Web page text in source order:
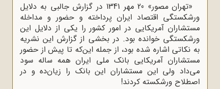
«تهران مصور» 20 مهر 1341 در گزارش جالبی به دلایل
ورشکستگی اقتصاد ایران پرداخته و حضور و مداخله
مستشاران آمریکایی در امور کشور را یکی از دلایل این
ورشکستگی خوانده بود. در بخشی از گزارش این نشریه
به نکاتی اشاره شده بود، از جمله این‌که تا پیش از حضور
مستشاران آمریکایی بانک ملی ایران همه ساله سود
می‌داد ولی این مستشاران این بانک را زیان‌ده و در
اصطلاح ورشکسته کردند!